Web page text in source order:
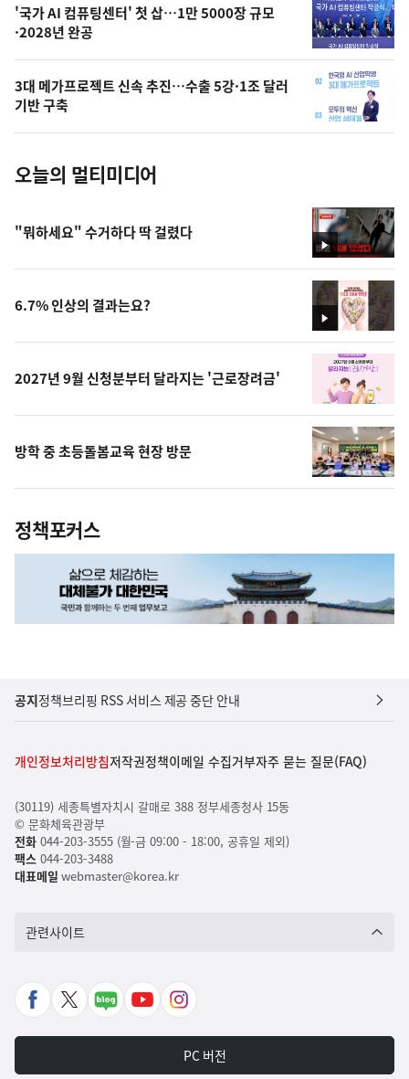
오
의
사
진
'국가 AI 컴퓨팅센터' 첫 삽…1만 5000장 규모
·2028년 완공
3대 메가프로젝트 신속 추진…수출 5강·1조 달러
기반 구축
오늘의 멀티미디어
영
상
"뭐하세요" 수거하다 딱 걸렸다
영
상
6.7% 인상의 결과는요?
2027년 9월 신청분부터 달라지는 '근로장려금'
방학 중 초등돌봄교육 현장 방문
정책포커스
공지정책브리핑 RSS 서비스 제공 중단 안내
개인정보처리방침저작권정책이메일 수집거부자주 묻는 질문(FAQ)
(30119) 세종특별자치시 갈매로 388 정부세종청사 15동
© 문화체육관광부
전화044-203-3555 (월-금 09:00 - 18:00, 공휴일 제외)
팩스044-203-3488
대표메일 webmaster@korea.kr
관련사이트
페
X
네
유
인
타
그
PC 버전